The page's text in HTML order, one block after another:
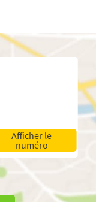
Afficher le
numéro